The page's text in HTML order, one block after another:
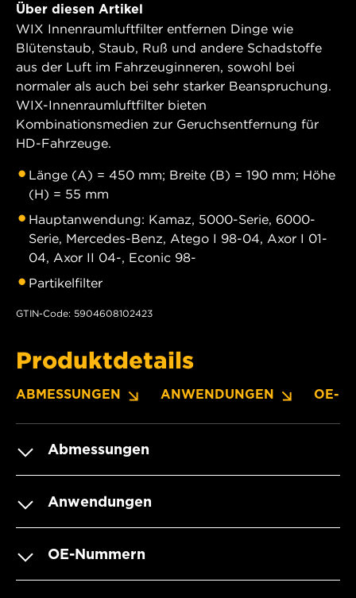
Über diesen Artikel
WIX Innenraumluftfilter entfernen Dinge wie
Blütenstaub, Staub, Ruß und andere Schadstoffe
aus der Luft im Fahrzeuginneren, sowohl bei
normaler als auch bei sehr starker Beanspruchung.
WIX-Innenraumluftfilter bieten
Kombinationsmedien zur Geruchsentfernung für
HD-Fahrzeuge.
Länge (A) = 450 mm; Breite (B) = 190 mm; Höhe
(H) = 55 mm
Hauptanwendung: Kamaz, 5000-Serie, 6000-
Serie, Mercedes-Benz, Atego I 98-04, Axor I 01-
04, Axor II 04-, Econic 98-
Partikelfilter
GTIN-Code: 5904608102423
Produktdetails
ABMESSUNGEN ANWENDUNGEN OE-
Abmessungen
Anwendungen
OE-Nummern